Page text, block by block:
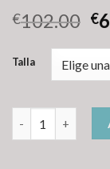
€102.00 €
Talla
abrigos